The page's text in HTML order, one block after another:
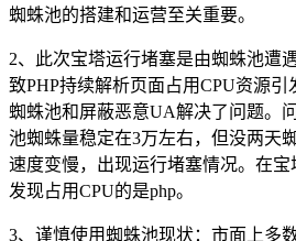
蜘蛛池的搭建和运营至关重要。
2、此次宝塔运行堵塞是由蜘蛛池遭
致PHP持续解析页面占用CPU资源
蜘蛛池和屏蔽恶意UA解决了问题。
池蜘蛛量稳定在3万左右，但没两天
速度变慢，出现运行堵塞情况。在宝
发现占用CPU的是php。
3、谨慎使用蜘蛛池现状：市面上多